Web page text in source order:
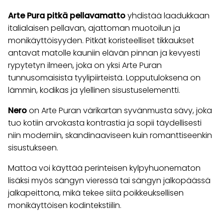
Arte Pura pitkä pellavamattoyhdistää laadukkaan
italialaisen pellavan, ajattoman muotoilun ja
monikäyttöisyyden. Pitkät koristeelliset tikkaukset
antavat matolle kauniin elävän pinnan ja kevyesti
rypytetyn ilmeen, joka on yksi Arte Puran
tunnusomaisista tyylipiirteistä. Lopputuloksena on
lämmin, kodikas ja ylellinen sisustuselementti.
Neroon Arte Puran värikartan syvänmusta sävy, joka
tuo kotiin arvokasta kontrastia ja sopii täydellisesti
niin moderniin, skandinaaviseen kuin romanttiseenkin
sisustukseen.
Mattoa voi käyttää perinteisen kylpyhuonematon
lisäksi myös sängyn vieressä tai sängyn jalkopäässä
jalkapeittona, mikä tekee siitä poikkeuksellisen
monikäyttöisen kodintekstiilin.